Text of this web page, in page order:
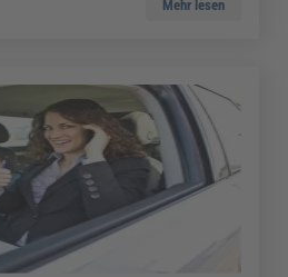
Mehr lesen